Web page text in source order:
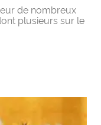
de nombreux
plusieurs sur le